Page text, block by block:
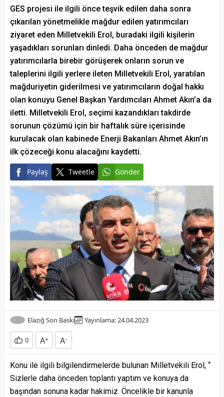
GES projesi ile ilgili önce teşvik edilen daha sonra
çıkarılan yönetmelikle mağdur edilen yatırımcıları
ziyaret eden Milletvekili Erol, buradaki ilgili kişilerin
yaşadıkları sorunları dinledi. Daha önceden de mağdur
yatırımcılarla birebir görüşerek onların sorun ve
taleplerini ilgili yerlere ileten Milletvekili Erol, yaratılan
mağduriyetin giderilmesi ve yatırımcıların doğal hakkı
olan konuyu Genel Başkan Yardımcıları Ahmet Akın’a da
iletti. Milletvekili Erol, seçimi kazandıkları takdirde
sorunun çözümü için bir haftalık süre içerisinde
kurulacak olan kabinede Enerji Bakanları Ahmet Akın’ın
ilk çözeceği konu alacağını kaydetti.
Paylaş Tweetle Gönder
Elazığ Son Baskı Yayınlama: 24.04.2023
0 A+ A-
Konu ile ilgili bilgilendirmelerde bulunan Milletvekili Erol, “
Sizlerle daha önceden toplantı yaptım ve konuya da
başından sonuna kadar hakimiz. Öncelikle bir kanunla